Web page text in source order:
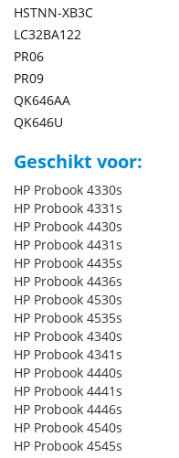
HSTNN-XB3C
LC32BA122
PR06
PR09
QK646AA
QK646U
Geschikt voor:
HP Probook 4330s
HP Probook 4331s
HP Probook 4430s
HP Probook 4431s
HP Probook 4435s
HP Probook 4436s
HP Probook 4530s
HP Probook 4535s
HP Probook 4340s
HP Probook 4341s
HP Probook 4440s
HP Probook 4441s
HP Probook 4446s
HP Probook 4540s
HP Probook 4545s